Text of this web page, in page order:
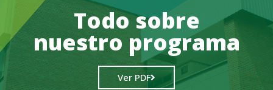
Todo sobre
nuestro programa
Ver PDF